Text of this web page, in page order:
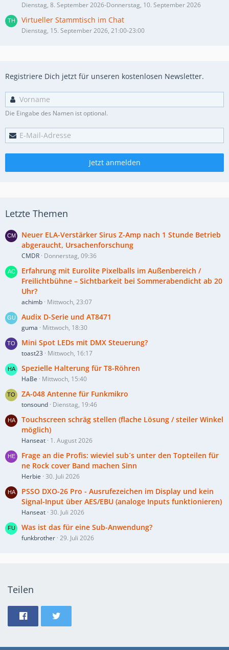
Dienstag, 8. September 2026-Donnerstag, 10. September 2026
Virtueller Stammtisch im Chat
Dienstag, 15. September 2026, 21:00-23:00
Registriere Dich jetzt für unseren kostenlosen Newsletter.
Die Eingabe des Namen ist optional.
Jetzt anmelden
Letzte Themen
Neuer ELA-Verstärker Sirus Z-Amp nach 1 Stunde Betrieb
abgeraucht, Ursachenforschung
CMDR Donnerstag, 09:36
Erfahrung mit Eurolite Pixelballs im Außenbereich /
Freilichtbühne – Sichtbarkeit bei Sommerabendicht ab 20
Uhr?
achimb Mittwoch, 23:07
Audix D-Serie und AT8471
guma Mittwoch, 18:30
Mini Spot LEDs mit DMX Steuerung?
toast23 Mittwoch, 16:17
Spezielle Halterung für T8-Röhren
HaBe Mittwoch, 15:40
ZA-048 Antenne für Funkmikro
tonsound Dienstag, 19:46
Touchscreen schräg stellen (flache Lösung / steiler Winkel
möglich)
Hanseat 1. August 2026
Frage an die Profis: wieviel sub´s unter den Topteilen für
ne Rock cover Band machen Sinn
Herbie 30. Juli 2026
PSSO DXO-26 Pro - Ausrufezeichen im Display und kein
Signal-Input über AES/EBU (analoge Inputs funktionieren)
Hanseat 30. Juli 2026
Was ist das für eine Sub-Anwendung?
funkbrother 29. Juli 2026
Teilen